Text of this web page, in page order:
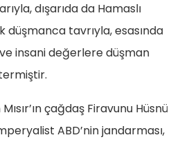
dışarıda da Hamaslı
düşmanca tavrıyla, esasında
insani değerlere düşman
çağdaş Firavunu Hüsnü
ABD’nin jandarması,